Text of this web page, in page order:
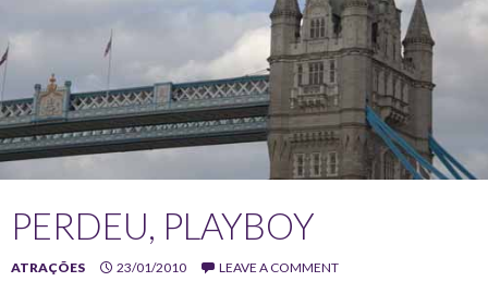
PERDEU, PLAYBOY
ATRAÇÕES 23/01/2010 LEAVE A COMMENT